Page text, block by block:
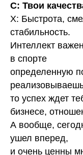
С: Твои
Х: Быстрота,
стабильность.
Интеллект
в спорте
определенную
то успех ждет
бизнесе,
А вообще,
ушел вперед,
и очень ценны